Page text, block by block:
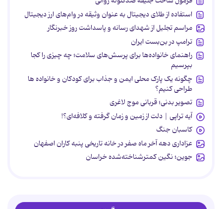
استفاده از طلای دیجیتال به عنوان وثیقه در وام‌های ارز دیجیتال
مراسم تجلیل از شهدای رسانه و پاسداشت روز خبرنگار
ترامپ در بن‌بست ایران
راهنمای خانواده‌ها برای پرسش‌های سلامت؛ چه چیزی را کجا
بپرسیم
چگونه یک پارک محلی ایمن و جذاب برای کودکان و خانواده ها
طراحی کنیم؟
تصویر بدنی؛ قربانی موج لاغری
آیه تراپی | دلت از زمین و زمان گرفته و کلافه‌ای؟!
کاسبان جنگ
عزاداری دهه آخر ماه صفر در خانه تاریخی پنبه کاران اصفهان
جوین؛ نگین کمترشناخته‌شده خراسان